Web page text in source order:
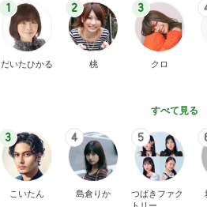
1
だいたひかる
2
桃
3
クロ
すべて見る
3
こいたん
4
島倉りか
5
つばきファク